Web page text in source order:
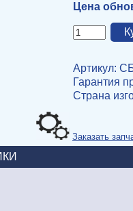
Цена
Артикул:
Гарантия
Страна
Заказать